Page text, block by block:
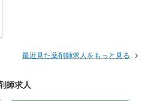
最近見た薬剤師求人をもっと見る
師求人